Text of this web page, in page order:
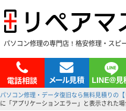
パソコン修理の専門店！格安修理・スピ
パソコン修理・データ復旧なら無料見積りの【
に「アプリケーションエラー」と表示された